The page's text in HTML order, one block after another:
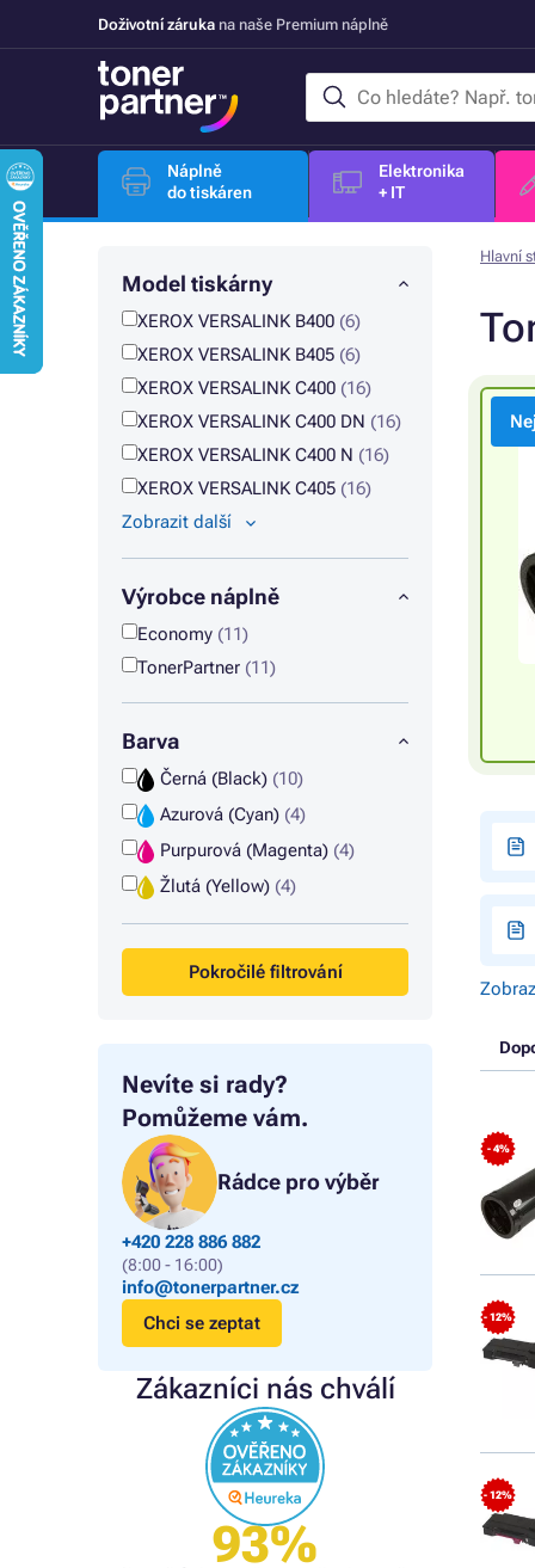
Doživotní záruka na naše Premium náplně
Náplně
do tiskáren
Elektronika
+ IT
Model tiskárny
XEROX VERSALINK B400 (6)
XEROX VERSALINK B405 (6)
XEROX VERSALINK C400 (16)
XEROX VERSALINK C400 DN (16)
XEROX VERSALINK C400 N (16)
XEROX VERSALINK C405 (16)
Zobrazit další
Výrobce náplně
Economy (11)
TonerPartner (11)
Barva
Černá (Black) (10)
Azurová (Cyan) (4)
Purpurová (Magenta) (4)
Žlutá (Yellow) (4)
Pokročilé filtrování
Nevíte si rady?
Pomůžeme vám.
Rádce pro výběr
+420 228 886 882
(8:00 - 16:00)
info@tonerpartner.cz
Chci se zeptat
Zákazníci nás chválí
93%
Hlavní
- 4%
- 12%
- 12%